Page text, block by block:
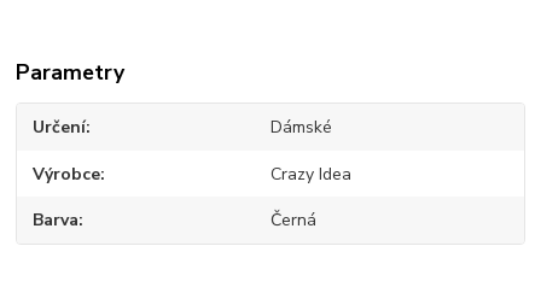
Parametry
Určení Dámské
Výrobce Crazy Idea
Barva Černá